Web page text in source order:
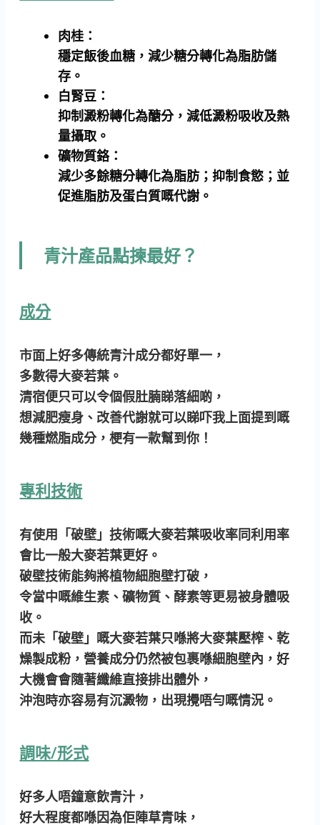
肉桂：
穩定飯後血糖，減少糖分轉化為脂肪儲
存。
白腎豆：
抑制澱粉轉化為醣分，減低澱粉吸收及熱
量攝取。
礦物質鉻：
減少多餘糖分轉化為脂肪；抑制食慾；並
促進脂肪及蛋白質嘅代謝。
青汁產品點揀最好？
成分
市面上好多傳統青汁成分都好單一，
多數得大麥若葉。
清宿便只可以令個假肚腩睇落細啲，
想減肥瘦身、改善代謝就可以睇吓我上面提到嘅
幾種燃脂成分，梗有一款幫到你！
專利技術
有使用「破壁」技術嘅大麥若葉吸收率同利用率
會比一般大麥若葉更好。
破壁技術能夠將植物細胞壁打破，
令當中嘅維生素、礦物質、酵素等更易被身體吸
收。
而未「破壁」嘅大麥若葉只喺將大麥葉壓榨、乾
燥製成粉，營養成分仍然被包裹喺細胞壁內，好
大機會會隨著纖維直接排出體外，
沖泡時亦容易有沉澱物，出現攪唔勻嘅情況。
調味/形式
好多人唔鐘意飲青汁，
好大程度都喺因為佢陣草青味，